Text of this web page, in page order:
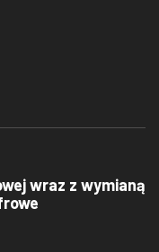
wraz z wymianą